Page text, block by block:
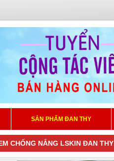
SẢN PHẨM ĐAN THY
CHỐNG NẮNG LSKIN ĐAN THY